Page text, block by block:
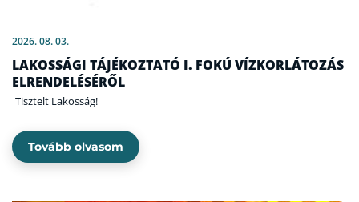
2026. 08. 03.
LAKOSSÁGI TÁJÉKOZTATÓ I. FOKÚ VÍZKORLÁTOZÁS
ELRENDELÉSÉRŐL
Tisztelt Lakosság!
Tovább olvasom